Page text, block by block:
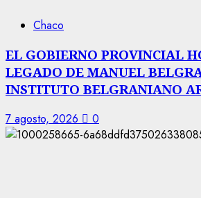
Chaco
EL GOBIERNO PROVINCIAL
LEGADO DE MANUEL
INSTITUTO BELGRANIANO
7 agosto, 2026 0